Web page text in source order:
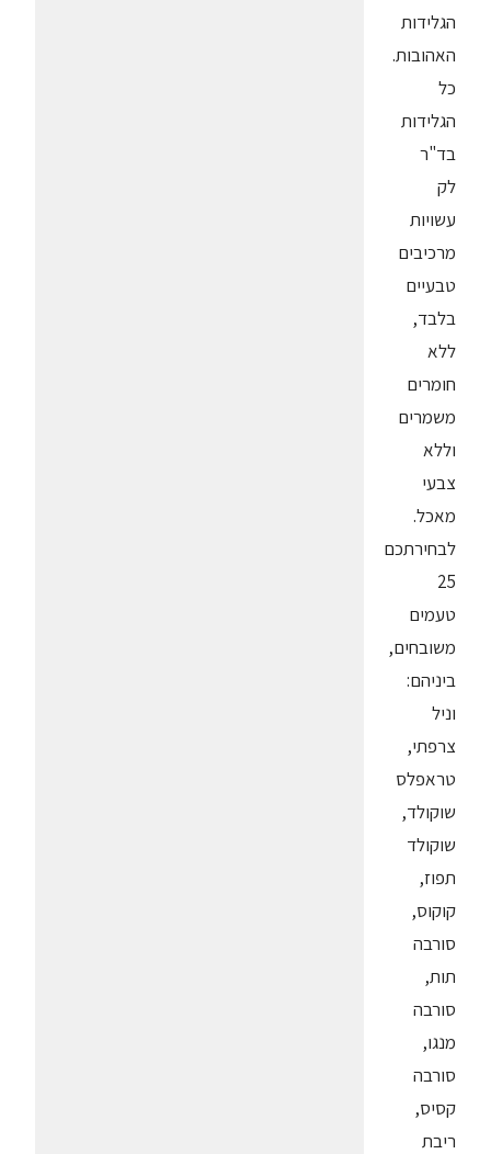
הגלידות
האהובות.
כל
הגלידות
בד"ר
לק
עשויות
מרכיבים
טבעיים
בלבד,
ללא
חומרים
משמרים
וללא
צבעי
מאכל.
לבחירתכם
25
טעמים
משובחים,
ביניהם:
וניל
צרפתי,
טראפלס
שוקולד,
שוקולד
תפוז,
קוקוס,
סורבה
תות,
סורבה
מנגו,
סורבה
קסיס,
ריבת